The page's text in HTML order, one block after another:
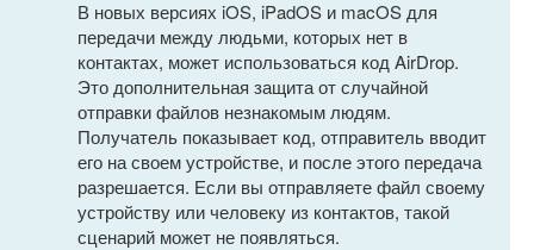
В новых версиях iOS, iPadOS и macOS для
передачи между людьми, которых нет в
контактах, может использоваться код AirDrop.
Это дополнительная защита от случайной
отправки файлов незнакомым людям.
Получатель показывает код, отправитель вводит
его на своем устройстве, и после этого передача
разрешается. Если вы отправляете файл своему
устройству или человеку из контактов, такой
сценарий может не появляться.